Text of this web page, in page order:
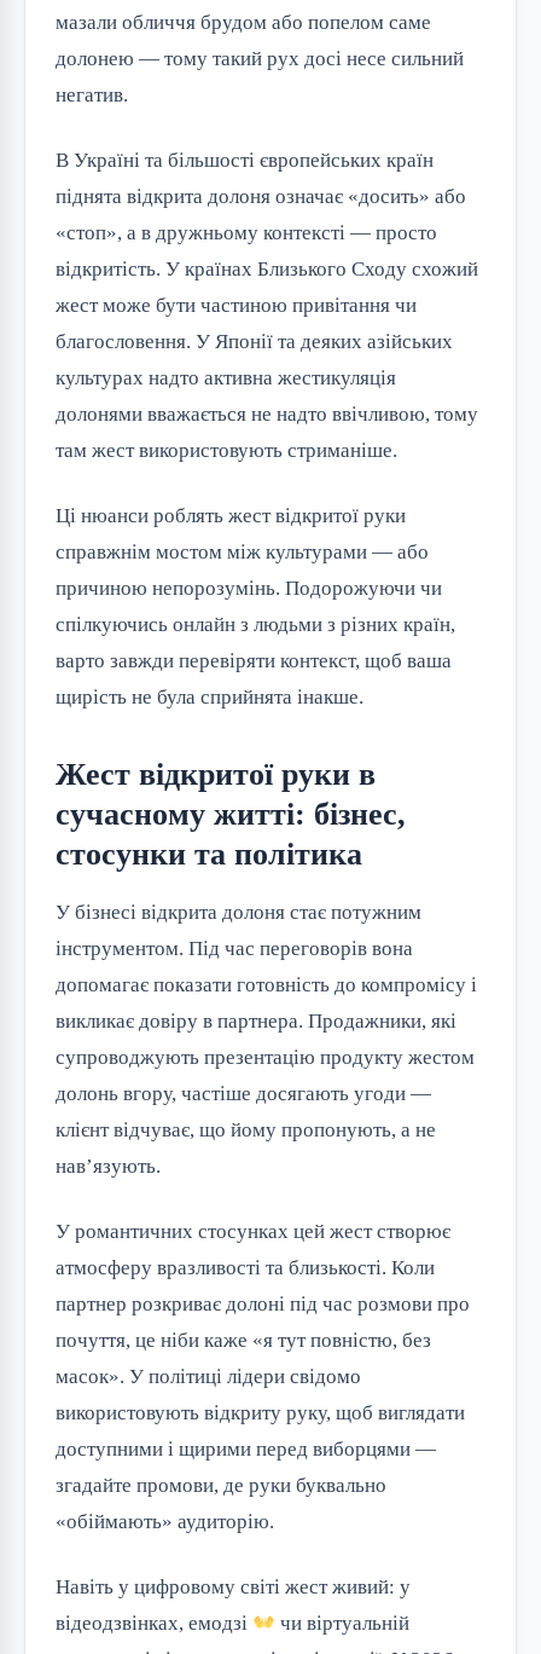
мазали обличчя брудом або попелом саме
долонею — тому такий рух досі несе сильний
негатив.
В Україні та більшості європейських країн
піднята відкрита долоня означає «досить» або
«стоп», а в дружньому контексті — просто
відкритість. У країнах Близького Сходу схожий
жест може бути частиною привітання чи
благословення. У Японії та деяких азійських
культурах надто активна жестикуляція
долонями вважається не надто ввічливою, тому
там жест використовують стриманіше.
Ці нюанси роблять жест відкритої руки
справжнім мостом між культурами — або
причиною непорозумінь. Подорожуючи чи
спілкуючись онлайн з людьми з різних країн,
варто завжди перевіряти контекст, щоб ваша
щирість не була сприйнята інакше.
Жест відкритої руки в
сучасному житті: бізнес,
стосунки та політика
У бізнесі відкрита долоня стає потужним
інструментом. Під час переговорів вона
допомагає показати готовність до компромісу і
викликає довіру в партнера. Продажники, які
супроводжують презентацію продукту жестом
долонь вгору, частіше досягають угоди —
клієнт відчуває, що йому пропонують, а не
нав’язують.
У романтичних стосунках цей жест створює
атмосферу вразливості та близькості. Коли
партнер розкриває долоні під час розмови про
почуття, це ніби каже «я тут повністю, без
масок». У політиці лідери свідомо
використовують відкриту руку, щоб виглядати
доступними і щирими перед виборцями —
згадайте промови, де руки буквально
«обіймають» аудиторію.
Навіть у цифровому світі жест живий: у
відеодзвінках, емодзі
чи віртуальній